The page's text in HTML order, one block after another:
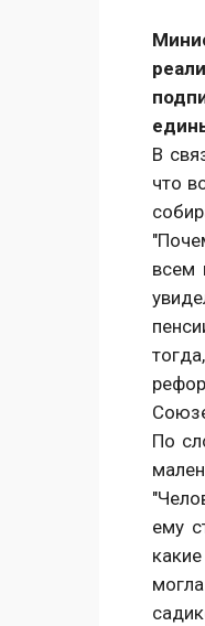
В
что
всем
По
ему